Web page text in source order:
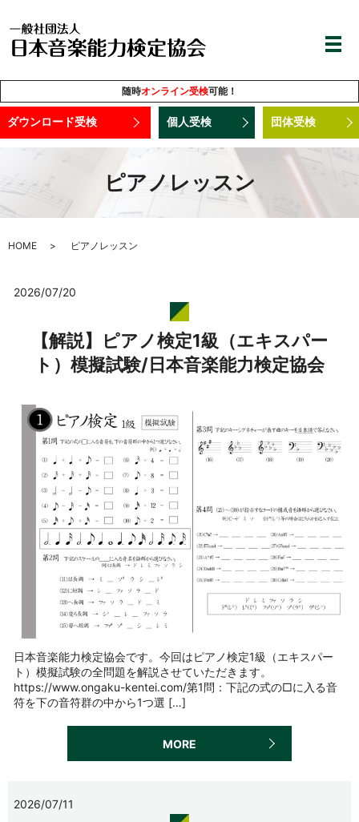
随時オンライン受検可能！
ダウンロード受検 個人受検 団体受検
ピアノレッスン
HOME ピアノレッスン
2026/07/20
【解説】ピアノ検定1級（エキスパー
ト）模擬試験/日本音楽能力検定協会
日本音楽能力検定協会です。今回はピアノ検定1級（エキスパー
ト）模擬試験の全問題を解説させていただきます。
https://www.ongaku-kentei.com/第1問：下記の式の□に入る音
符を下の音符群の中から1つ選 […]
MORE
2026/07/11